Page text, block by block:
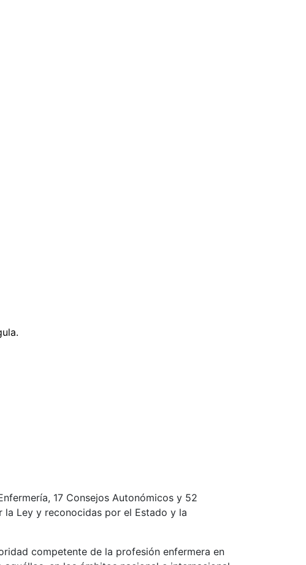
17 Consejos Autonómicos y 52
Ley y reconocidas por el Estado y la
competente de la profesión enfermera en